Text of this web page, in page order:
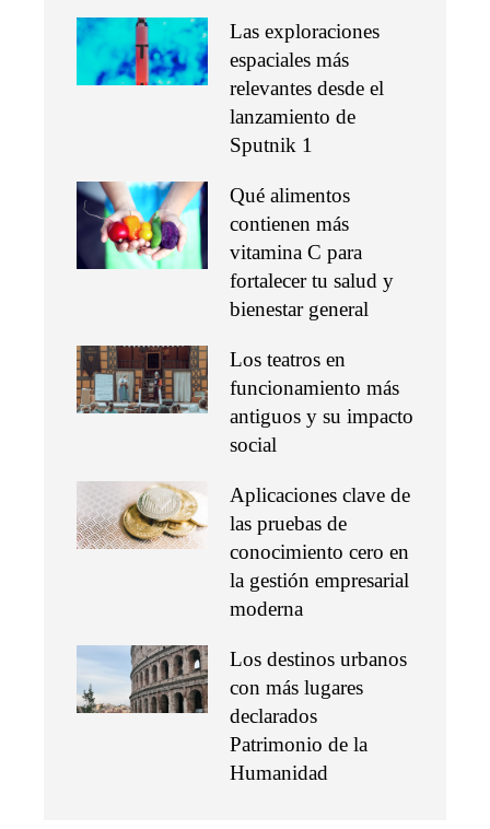
Las exploraciones
espaciales más
relevantes desde el
lanzamiento de
Sputnik 1
Qué alimentos
contienen más
vitamina C para
fortalecer tu salud y
bienestar general
Los teatros en
funcionamiento más
antiguos y su impacto
social
Aplicaciones clave de
las pruebas de
conocimiento cero en
la gestión empresarial
moderna
Los destinos urbanos
con más lugares
declarados
Patrimonio de la
Humanidad